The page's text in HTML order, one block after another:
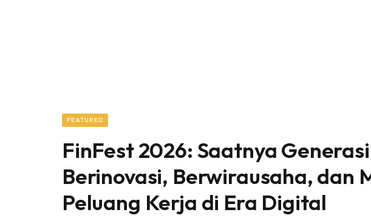
FEATURED
FinFest 2026: Saatnya
Berinovasi, Berwirausaha, dan
Peluang Kerja di Era Digital